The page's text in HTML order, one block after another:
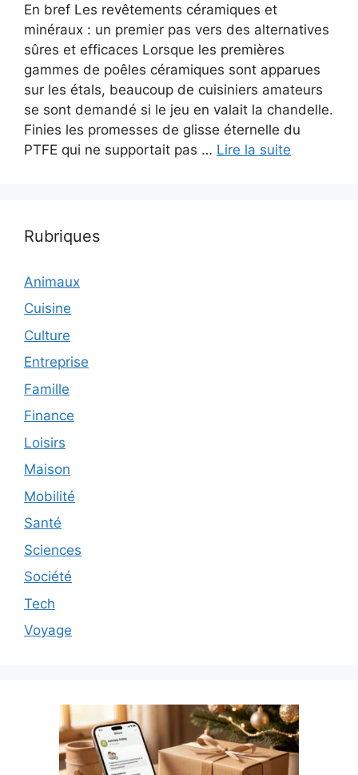
En bref Les revêtements céramiques et
minéraux : un premier pas vers des alternatives
sûres et efficaces Lorsque les premières
gammes de poêles céramiques sont apparues
sur les étals, beaucoup de cuisiniers amateurs
se sont demandé si le jeu en valait la chandelle.
Finies les promesses de glisse éternelle du
PTFE qui ne supportait pas … Lire la suite
Rubriques
Animaux
Cuisine
Culture
Entreprise
Famille
Finance
Loisirs
Maison
Mobilité
Santé
Sciences
Société
Tech
Voyage